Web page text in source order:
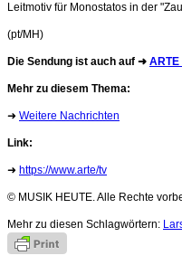
Leitmotiv für Monostatos in der
(pt/MH)
Die Sendung ist auch auf ➜
Mehr zu diesem Thema:
➜ Weitere Nachrichten
Link:
➜ https://www.arte/tv
© MUSIK HEUTE. Alle Rechte
Mehr zu diesen Schlagwörtern: